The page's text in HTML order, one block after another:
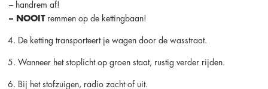
– handrem af!
– NOOITremmen op de kettingbaan!
De ketting transporteert je wagen door de wasstraat.
Wanneer het stoplicht op groen staat, rustig verder rijden.
Bij het stofzuigen, radio zacht of uit.